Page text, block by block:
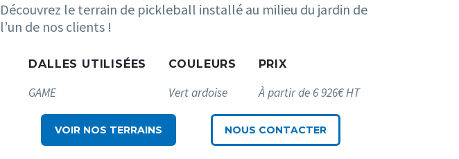
Découvrez le terrain de pickleball installé au milieu du jardin de
l’un de nos clients !
DALLES UTILISÉES
GAME
COULEURS
Vert ardoise
PRIX
À partir de 6 926€ HT
VOIR NOS TERRAINS NOUS CONTACTER